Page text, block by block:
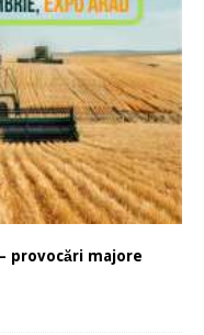
provocări majore